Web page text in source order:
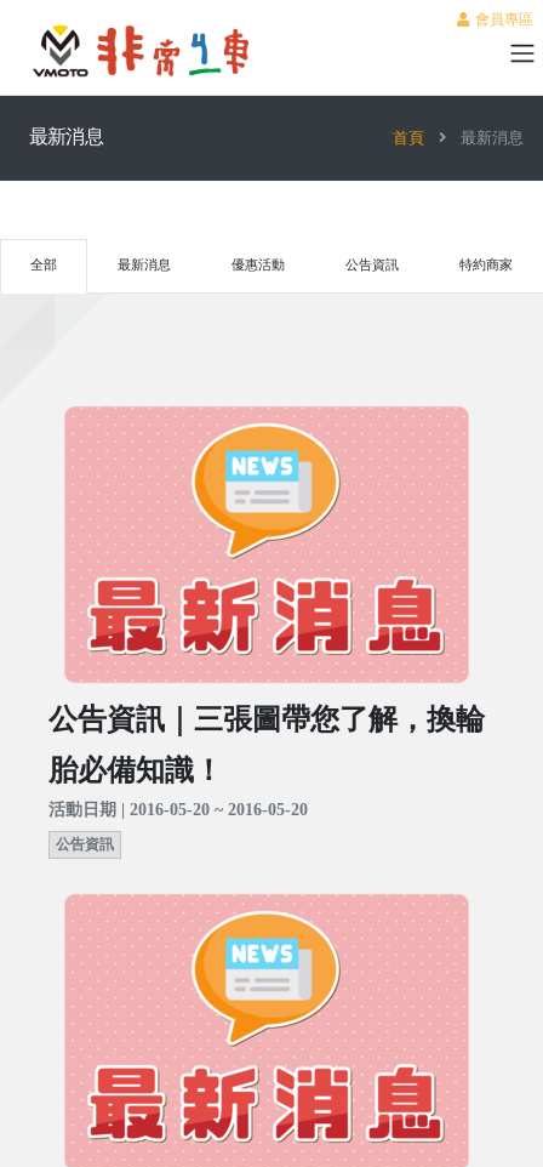
會員專區
最新消息 首頁 最新消息
全部 最新消息 優惠活動 公告資訊 特約商家
公告資訊｜三張圖帶您了解，換輪
胎必備知識！
活動日期 | 2016-05-20 ~ 2016-05-20
公告資訊